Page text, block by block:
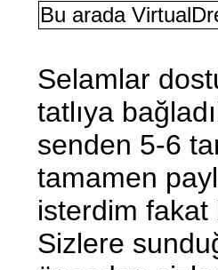
Bu arada
Selamlar
tatlıya
senden 5-6
tamamen
isterdim fakat
Sizlere